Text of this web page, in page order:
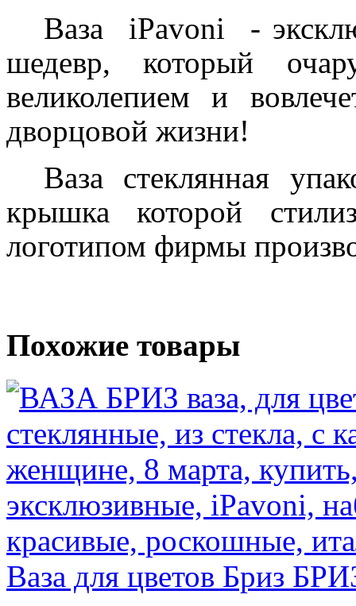
Ваза iPavoni -
шедевр, который
великолепием и
дворцовой жизни!
Ваза стеклянная
крышка которой
логотипом фирмы
Похожие товары
Ваза для цветов Бриз